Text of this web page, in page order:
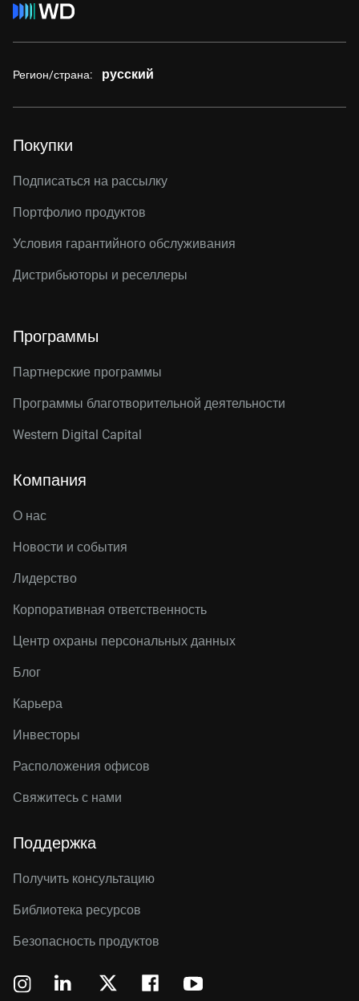
Регион/страна: русский
Покупки
Подписаться на рассылку
Портфолио продуктов
Условия гарантийного обслуживания
Дистрибьюторы и реселлеры
Программы
Партнерские программы
Программы благотворительной деятельности
Western Digital Capital
Компания
О нас
Новости и события
Лидерство
Корпоративная ответственность
Центр охраны персональных данных
Блог
Карьера
Инвесторы
Расположения офисов
Свяжитесь с нами
Поддержка
Получить консультацию
Библиотека ресурсов
Безопасность продуктов